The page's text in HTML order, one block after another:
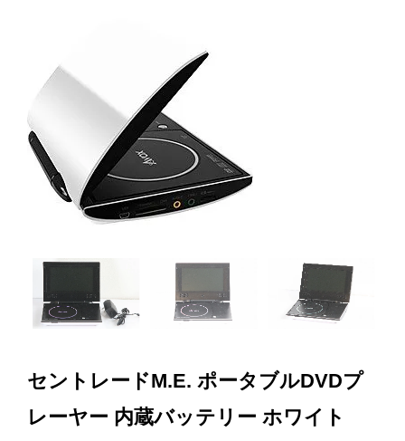
セントレードM.E. ポータブルDVDプ
レーヤー 内蔵バッテリー ホワイト